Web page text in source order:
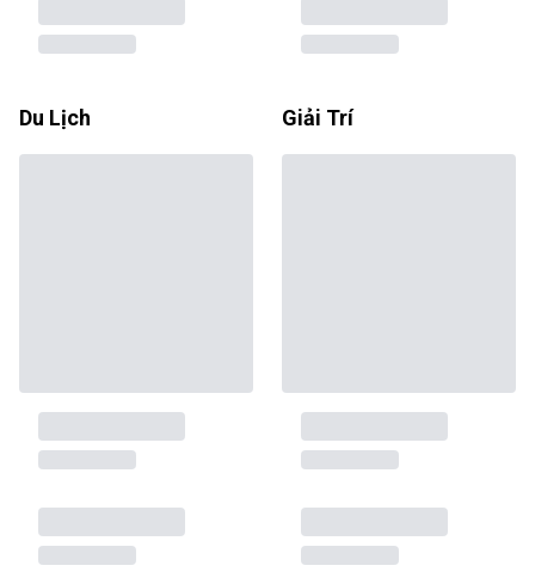
Du Lịch Giải Trí